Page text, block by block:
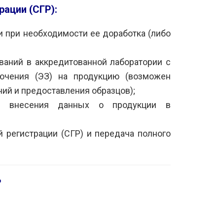
(СГР):
необходимости ее доработка (либо
в аккредитованной лаборатории с
(ЭЗ) на продукцию (возможен
и предоставления образцов);
данных о продукции в
регистрации (СГР) и передача полного